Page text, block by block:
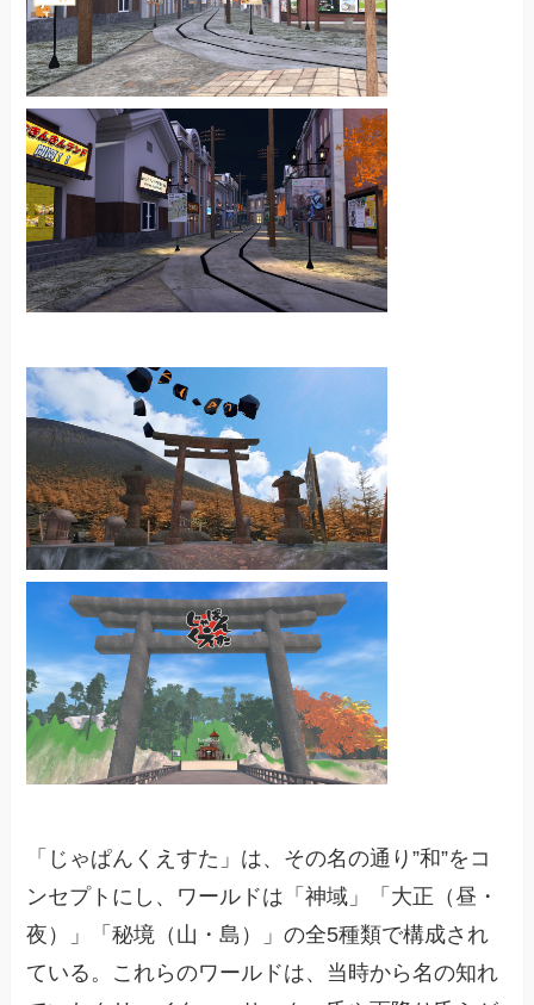
「じゃぱんくえすた」は、その名の通り”和”をコ
ンセプトにし、ワールドは「神域」「大正（昼・
夜）」「秘境（山・島）」の全5種類で構成され
ている。これらのワールドは、当時から名の知れ